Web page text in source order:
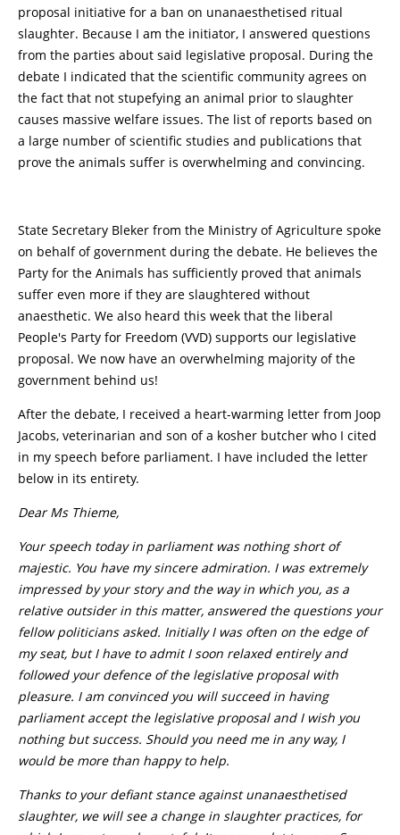
proposal initiative for a ban on unanaesthetised ritual
slaughter. Because I am the initiator, I answered questions
from the parties about said legislative proposal. During the
debate I indicated that the scientific community agrees on
the fact that not stupefying an animal prior to slaughter
causes massive welfare issues. The list of reports based on
a large number of scientific studies and publications that
prove the animals suffer is overwhelming and convincing.
State Secretary Bleker from the Ministry of Agriculture spoke
on behalf of government during the debate. He believes the
Party for the Animals has sufficiently proved that animals
suffer even more if they are slaughtered without
anaesthetic. We also heard this week that the liberal
People's Party for Freedom (VVD) supports our legislative
proposal. We now have an overwhelming majority of the
government behind us!
After the debate, I received a heart-warming letter from Joop
Jacobs, veterinarian and son of a kosher butcher who I cited
in my speech before parliament. I have included the letter
below in its entirety.
Dear Ms Thieme,
Your speech today in parliament was nothing short of
majestic. You have my sincere admiration. I was extremely
impressed by your story and the way in which you, as a
relative outsider in this matter, answered the questions your
fellow politicians asked. Initially I was often on the edge of
my seat, but I have to admit I soon relaxed entirely and
followed your defence of the legislative proposal with
pleasure. I am convinced you will succeed in having
parliament accept the legislative proposal and I wish you
nothing but success. Should you need me in any way, I
would be more than happy to help.
Thanks to your defiant stance against unanaesthetised
slaughter, we will see a change in slaughter practices, for